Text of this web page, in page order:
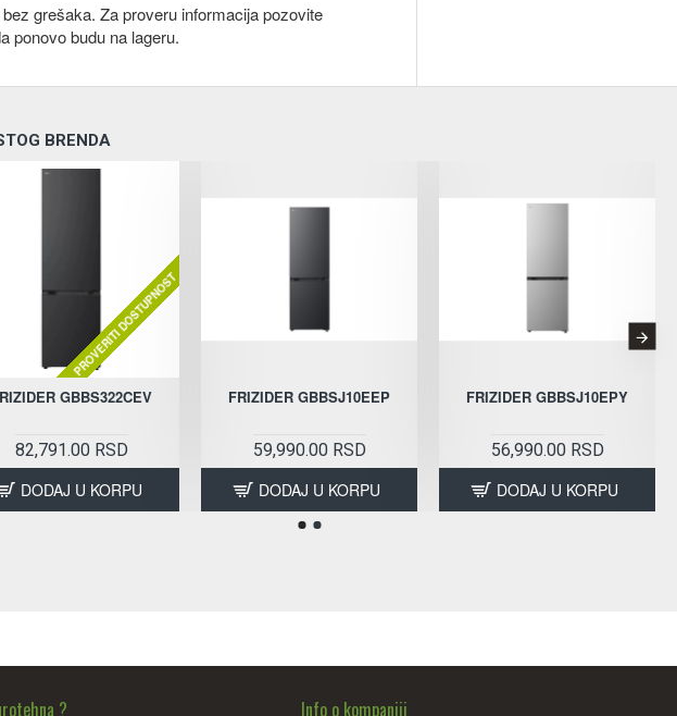
grešaka. Za proveru informacija pozovite
ponovo budu na lageru.
BRENDA
PROVERITI DOSTUPNOST
GBBS322CEV
82,791.00 RSD
DODAJ U KORPU
FRIZIDER GBBSJ10EEP
59,990.00 RSD
DODAJ U KORPU
FRIZIDER GBBSJ10EPY
56,990.00 RSD
DODAJ U KORPU
? Info o kompaniji